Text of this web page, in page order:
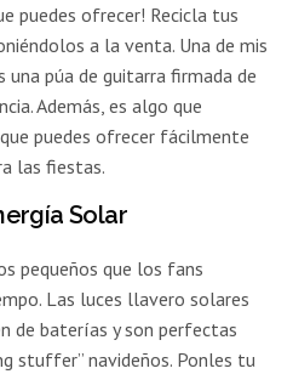
puedes ofrecer! Recicla tus
a la venta. Una de mis
una púa de guitarra firmada de
Además, es algo que
puedes ofrecer fácilmente
las fiestas.
Solar
pequeños que los fans
Las luces llavero solares
de baterías y son perfectas
stuffer” navideños. Ponles tu